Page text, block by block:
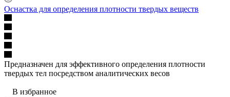
Оснастка для определения плотности твердых веществ
Предназначен для эффективного определения плотности
твердых тел посредством аналитических весов
В избранное